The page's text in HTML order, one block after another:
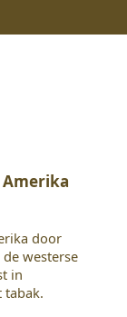
door
westerse
in
tabak.